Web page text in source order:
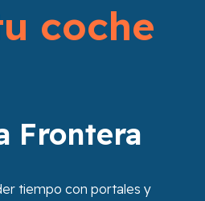
coche
Frontera
tiempo con portales y